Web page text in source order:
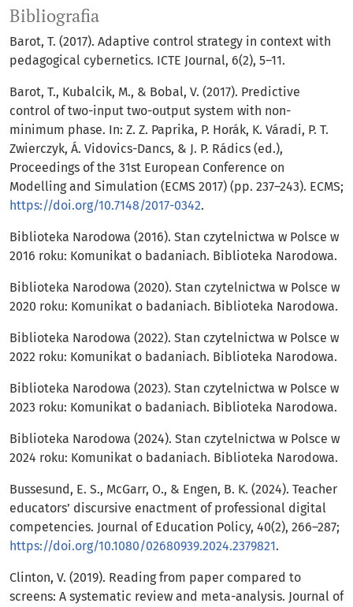
Bibliografia
Barot, T. (2017). Adaptive control strategy in context with
pedagogical cybernetics. ICTE Journal, 6(2), 5–11.
Barot, T., Kubalcik, M., & Bobal, V. (2017). Predictive
control of two-input two-output system with non-
minimum phase. In: Z. Z. Paprika, P. Horák, K. Váradi, P. T.
Zwierczyk, Á. Vidovics-Dancs, & J. P. Rádics (ed.),
Proceedings of the 31st European Conference on
Modelling and Simulation (ECMS 2017) (pp. 237–243). ECMS;
https://doi.org/10.7148/2017-0342.
Biblioteka Narodowa (2016). Stan czytelnictwa w Polsce w
2016 roku: Komunikat o badaniach. Biblioteka Narodowa.
Biblioteka Narodowa (2020). Stan czytelnictwa w Polsce w
2020 roku: Komunikat o badaniach. Biblioteka Narodowa.
Biblioteka Narodowa (2022). Stan czytelnictwa w Polsce w
2022 roku: Komunikat o badaniach. Biblioteka Narodowa.
Biblioteka Narodowa (2023). Stan czytelnictwa w Polsce w
2023 roku: Komunikat o badaniach. Biblioteka Narodowa.
Biblioteka Narodowa (2024). Stan czytelnictwa w Polsce w
2024 roku: Komunikat o badaniach. Biblioteka Narodowa.
Bussesund, E. S., McGarr, O., & Engen, B. K. (2024). Teacher
educators’ discursive enactment of professional digital
competencies. Journal of Education Policy, 40(2), 266–287;
https://doi.org/10.1080/02680939.2024.2379821.
Clinton, V. (2019). Reading from paper compared to
screens: A systematic review and meta-analysis. Journal of